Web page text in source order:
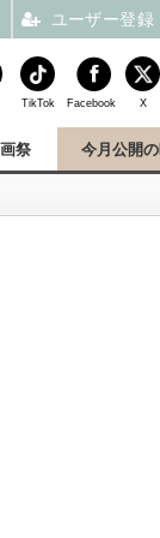
祭 今月公開
TikTok Facebook X
ユーザー登録